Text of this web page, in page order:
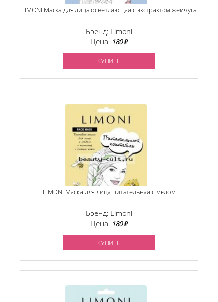
LIMONI Маска для лица осветляющая с экстрактом жемчуга
Бренд: Limoni
Цена: 180 ₽
КУПИТЬ
LIMONI Маска для лица питательная с медом
Бренд: Limoni
Цена: 180 ₽
КУПИТЬ